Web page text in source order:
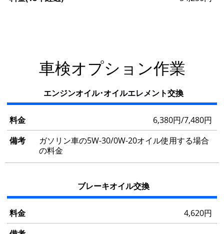
過)
車検オプション作業
金
考
エンジンオイル･オイルエレメント交換
6,380円/7,480円
ガソリン車の5W-30/0W-20オイル使用する場合
の料金
ブレーキオイル交換
4,620円